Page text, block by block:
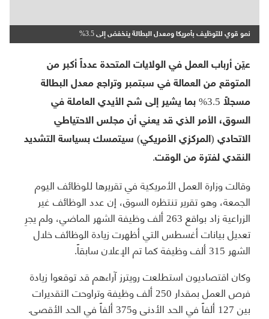
نمو قوي للتوظيف بأمريكا ومعدل البطالة ينخفض إلى 3.5%
عيّن أرباب العمل في الولايات المتحدة عدداً أكبر من
المتوقع من العمالة في سبتمبر وتراجع معدل البطالة
مسجلاً 3.5% بما يشير إلى شح الأيدي العاملة في
السوق، الأمر الذي قد يعني أن مجلس الاحتياطي
الاتحادي (المركزي الأمريكي) سيتمسك بسياسة التشديد
النقدي لفترة من الوقت.
وقالت وزارة العمل الأمريكية في تقريرها للوظائف اليوم
الجمعة، وهو تقرير تنتظره السوق، إن عدد الوظائف غير
الزراعية زاد بواقع 263 ألف وظيفة الشهر الماضي، ولم يجرِ
تعديل بيانات أغسطس التي أظهرت زيادة الوظائف خلال
الشهر 315 ألف وظيفة كما تم الإعلان سابقاً.
وكان اقتصاديون استطلعت رويترز آراءهم قد توقعوا زيادة
فرص العمل بمقدار 250 ألف وظيفة وتراوحت التقديرات
بين 127 ألفاً في الحد الأدنى و375 ألفاً في الحد الأقصى.